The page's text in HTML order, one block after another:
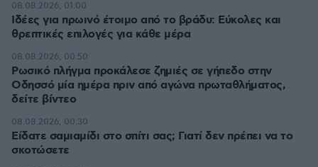
Ιδέες για πρωινό έτοιμο από το βράδυ: Εύκολες και
θρεπτικές επιλογές για κάθε μέρα
08.08.2026, 01:00
Ρωσικό πλήγμα προκάλεσε ζημιές σε γήπεδο στην
Οδησσό μία ημέρα πριν από αγώνα πρωταθλήματος,
δείτε βίντεο
08.08.2026, 00:50
Είδατε σαμιαμίδι στο σπίτι σας; Γιατί δεν πρέπει να το
σκοτώσετε
08.08.2026, 00:30